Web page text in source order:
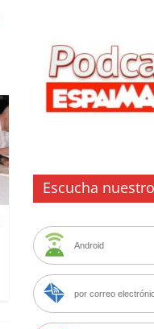
Escucha
Android
por correo